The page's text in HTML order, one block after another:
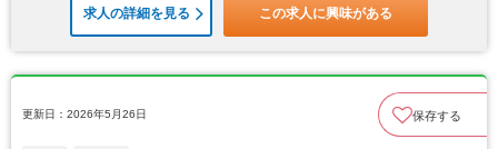
求人の詳細を見る この求人に興味がある
更新日：2026年5月26日 保存する